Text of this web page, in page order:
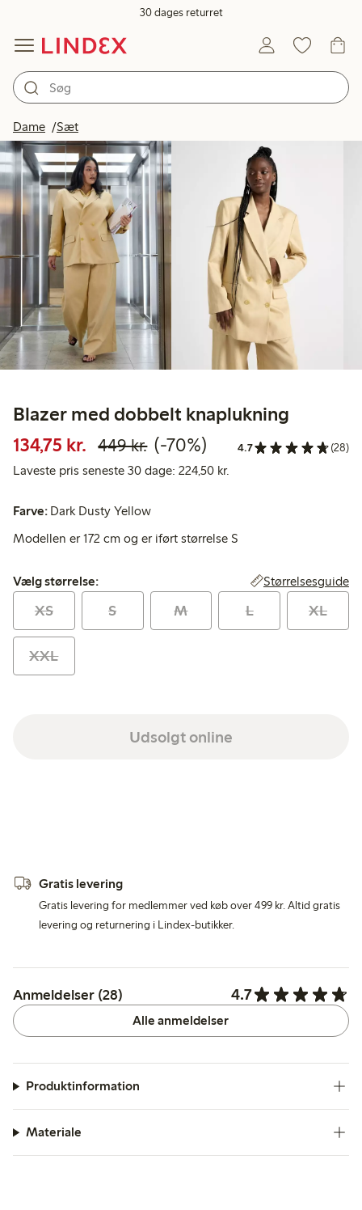
30 dages returret
Dame Sæt
Blazer med dobbelt knaplukning
134,75 kr. Nedsat pris: 134,75 kr.
449 kr.Normalpris: 449,00 kr.
70 % rabat
(-70%) 4.7 (28)
Laveste pris seneste 30 dage: 224,50 kr.
Farve: Dark Dusty Yellow
Modellen er 172 cm og er iført størrelse S
Vælg størrelse:
Vælg størrelse: Størrelsesguide
XS S M L XL
XXL
Udsolgt online
Gratis levering
Gratis levering for medlemmer ved køb over 499 kr. Altid gratis
levering og returnering i Lindex-butikker.
Anmeldelser (28) 4.7
Alle anmeldelser
Produktinformation
Materiale